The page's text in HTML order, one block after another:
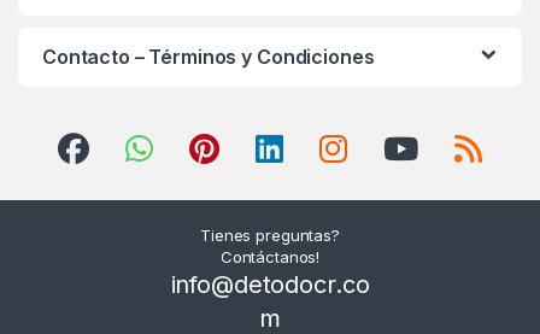
Contacto – Términos y Condiciones
Tienes preguntas?
Contáctanos!
info@detodocr.co
m